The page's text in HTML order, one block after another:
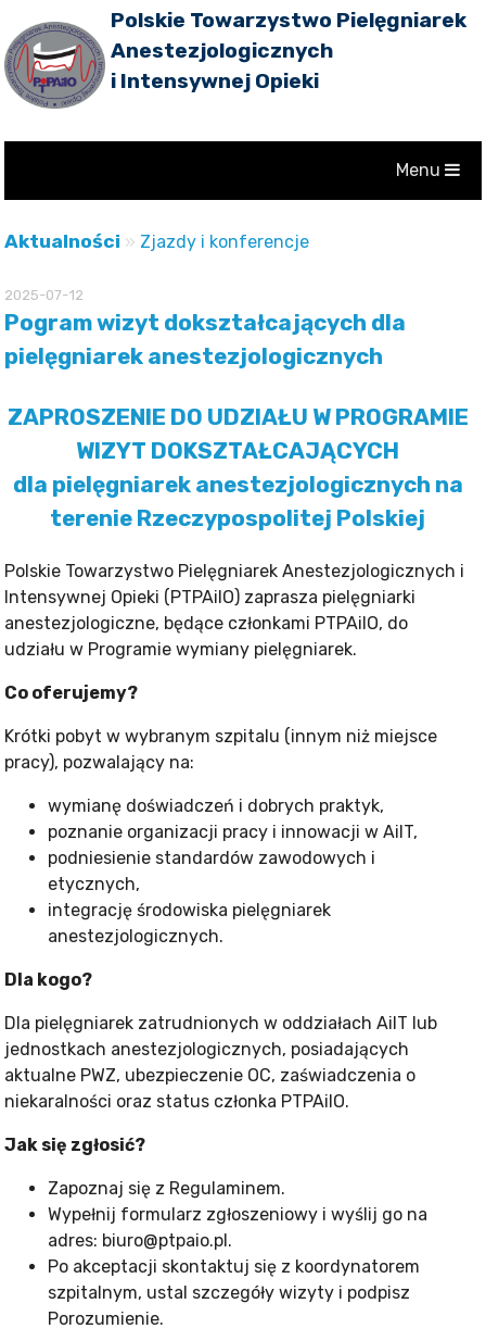
Polskie Towarzystwo Pielęgniarek
Anestezjologicznych
i Intensywnej Opieki
Menu
Aktualności » Zjazdy i konferencje
2025-07-12
Pogram wizyt dokształcających dla
pielęgniarek anestezjologicznych
ZAPROSZENIE DO UDZIAŁU W PROGRAMIE
WIZYT DOKSZTAŁCAJĄCYCH
dla pielęgniarek anestezjologicznych na
terenie Rzeczypospolitej Polskiej
Polskie Towarzystwo Pielęgniarek Anestezjologicznych i
Intensywnej Opieki (PTPAiIO) zaprasza pielęgniarki
anestezjologiczne, będące członkami PTPAiIO, do
udziału w Programie wymiany pielęgniarek.
Co oferujemy?
Krótki pobyt w wybranym szpitalu (innym niż miejsce
pracy), pozwalający na:
wymianę doświadczeń i dobrych praktyk,
poznanie organizacji pracy i innowacji w AiIT,
podniesienie standardów zawodowych i
etycznych,
integrację środowiska pielęgniarek
anestezjologicznych.
Dla kogo?
Dla pielęgniarek zatrudnionych w oddziałach AiIT lub
jednostkach anestezjologicznych, posiadających
aktualne PWZ, ubezpieczenie OC, zaświadczenia o
niekaralności oraz status członka PTPAiIO.
Jak się zgłosić?
Zapoznaj się z Regulaminem.
Wypełnij formularz zgłoszeniowy i wyślij go na
adres: biuro@ptpaio.pl.
Po akceptacji skontaktuj się z koordynatorem
szpitalnym, ustal szczegóły wizyty i podpisz
Porozumienie.